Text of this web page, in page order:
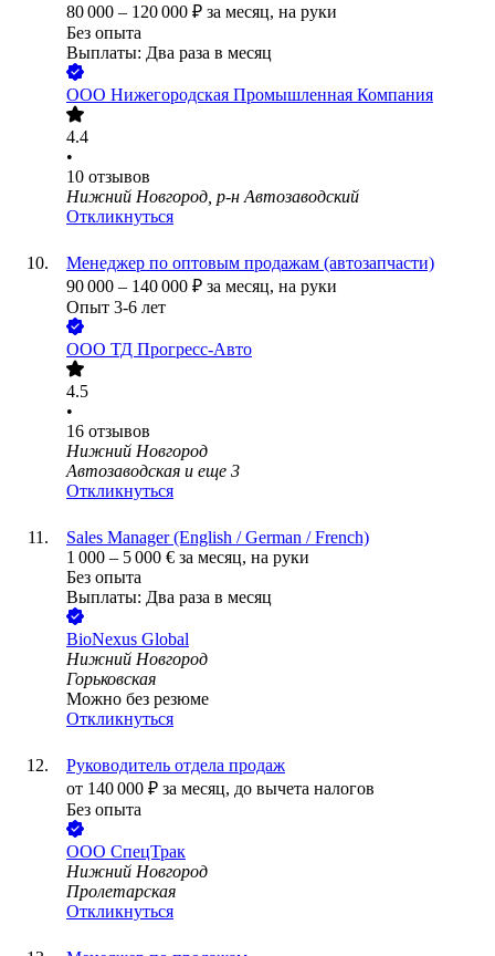
80 000 – 120 000 ₽ за месяц, на руки
Без опыта
Выплаты: Два раза в месяц
ООО Нижегородская Промышленная Компания
4.4
•
10 отзывов
Нижний Новгород, р-н Автозаводский
Откликнуться
Менеджер по оптовым продажам (автозапчасти)
90 000 – 140 000 ₽ за месяц, на руки
Опыт 3-6 лет
ООО ТД Прогресс-Авто
4.5
•
16 отзывов
Нижний Новгород
Автозаводская и еще 3
Откликнуться
Sales Manager (English / German / French)
1 000 – 5 000 € за месяц, на руки
Без опыта
Выплаты: Два раза в месяц
BioNexus Global
Нижний Новгород
Горьковская
Можно без резюме
Откликнуться
Руководитель отдела продаж
от 140 000 ₽ за месяц, до вычета налогов
Без опыта
ООО СпецТрак
Нижний Новгород
Пролетарская
Откликнуться